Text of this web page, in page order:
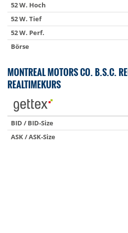
52 W. Hoch
52 W. Tief
52 W. Perf.
Börse
MONTREAL MOTORS CO. B.S.C.
REALTIMEKURS
BID / BID-Size
ASK / ASK-Size